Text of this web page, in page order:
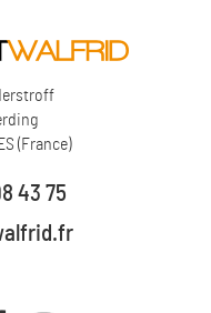
(France)
43 75